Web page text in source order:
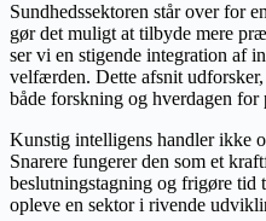
Sundhedssektoren står over for
gør det muligt at tilbyde mere
ser vi en stigende integration af
velfærden. Dette afsnit
både forskning og hverdagen for
Kunstig intelligens handler ikke
Snarere fungerer den som et
beslutningstagning og frigøre tid
opleve en sektor i rivende